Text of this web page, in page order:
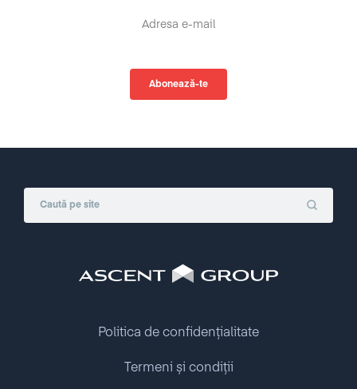
Politica de confidențialitate
Termeni și condiții